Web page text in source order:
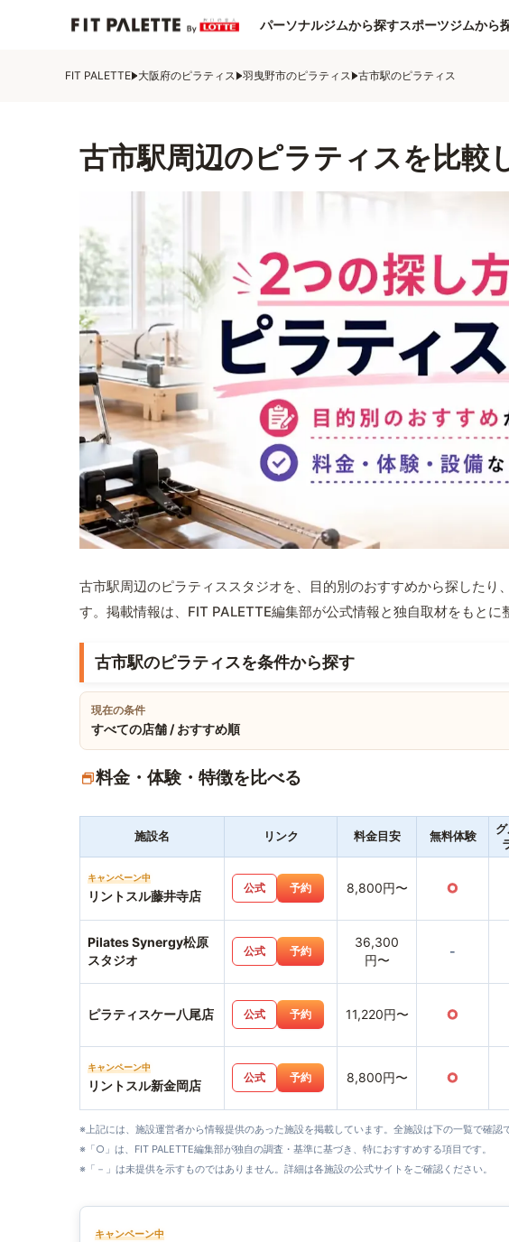
パーソナルジムから探すスポーツジムから
FIT PALETTE 大阪府のピラティス 羽曳野市のピラティス 古市駅のピラティス
古市駅周辺のピラティスを比較
古市駅周辺のピラティススタジオを、目的別のおすすめから探したり
す。掲載情報は、FIT PALETTE編集部が公式情報と独自取材をもとに
古市駅のピラティスを条件から探す
現在の条件
すべての店舗 / おすすめ順
料金・体験・特徴を比べる
施設名 リンク 料金目安 無料体験
キャンペーン中
リントスル藤井寺店
公式 予約 8,800円〜 ○
Pilates Synergy松原
スタジオ
公式 予約
36,300
円〜
-
ピラティスケー八尾店 公式 予約 11,220円〜 ○
キャンペーン中
リントスル新金岡店
公式 予約 8,800円〜 ○
※上記には、施設運営者から情報提供のあった施設を掲載しています。全施設は下の一覧で確認
※「○」は、FIT PALETTE編集部が独自の調査・基準に基づき、特におすすめする項目です。
※「－」は未提供を示すものではありません。詳細は各施設の公式サイトをご確認ください。
キャンペーン中